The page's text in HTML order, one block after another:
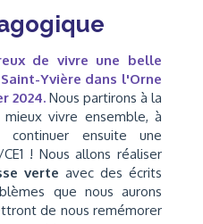
de vivre une belle
Yvière dans l'Orne
2024. Nous partirons à la
vivre ensemble, à
ensuite une
! Nous allons réaliser
verte avec des écrits
que nous aurons
de nous remémorer